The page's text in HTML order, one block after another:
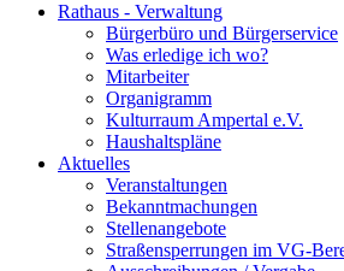
Rathaus - Verwaltung
Bürgerbüro und Bürgerservice
Was erledige ich wo?
Mitarbeiter
Organigramm
Kulturraum Ampertal e.V.
Haushaltspläne
Aktuelles
Veranstaltungen
Bekanntmachungen
Stellenangebote
Straßensperrungen im VG-